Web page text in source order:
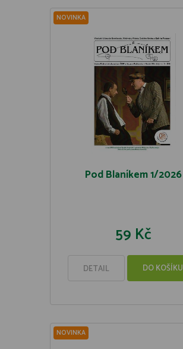
NOVINKA
Pod Blaníkem 1/2026
59 Kč
DETAIL DO KOŠÍKU
NOVINKA